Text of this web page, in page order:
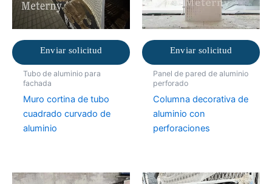
Enviar solicitud
Tubo de aluminio para
fachada
Muro cortina de tubo
cuadrado curvado de
aluminio
Enviar solicitud
Panel de pared de aluminio
perforado
Columna decorativa de
aluminio con
perforaciones